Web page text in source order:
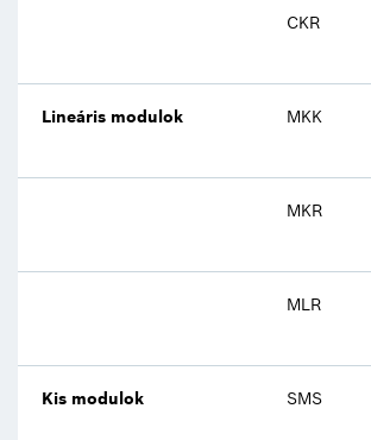
CKR
Lineáris modulok MKK
MKR
MLR
Kis modulok SMS